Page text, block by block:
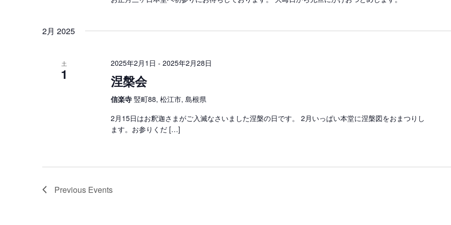
2月 2025
土
1
2025年2月1日 - 2025年2月28日
涅槃会
信楽寺 竪町88, 松江市, 島根県
2月15日はお釈迦さまがご入滅なさいました涅槃の日です。 2月いっぱい本堂に涅槃図をおまつりし
ます。お参りくだ […]
Previous Events